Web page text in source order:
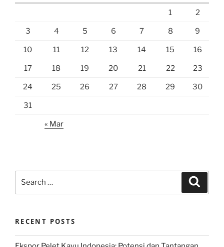
1 2
3 4 5 6 7 8 9
10 11 12 13 14 15 16
17 18 19 20 21 22 23
24 25 26 27 28 29 30
31
« Mar
RECENT POSTS